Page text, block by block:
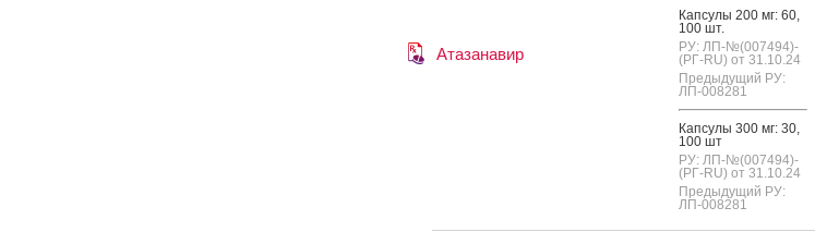
Атазанавир
Кап­су­лы 200 мг: 60,
100 шт.
РУ: ЛП-№(007494)-
(РГ-RU) от 31.10.24
Предыдущий РУ:
ЛП-008281
Кап­су­лы 300 мг: 30,
100 шт
РУ: ЛП-№(007494)-
(РГ-RU) от 31.10.24
Предыдущий РУ:
ЛП-008281